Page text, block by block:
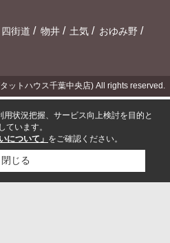
四街道 / 物井 / 土気 / おゆみ野 /
ットハウス千葉中央店) All rights reserved.
状況把握、サービス向上検討を目的と
ています。
について」 をご確認ください。
閉じる